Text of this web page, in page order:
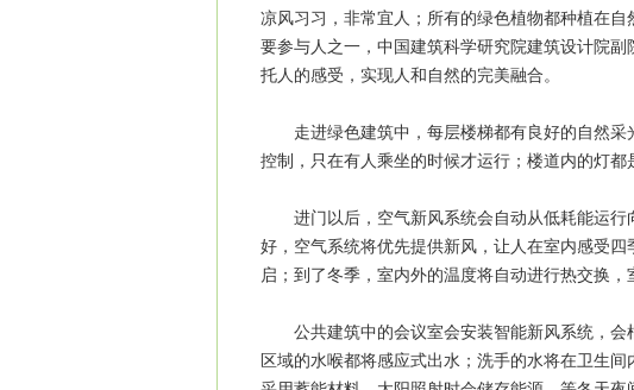
凉风习习，非常宜人；所有的绿色植物都种植在
要参与人之一，中国建筑科学研究院建筑设计院
托人的感受，实现人和自然的完美融合。
走进绿色建筑中，每层楼梯都有良好的自然采
控制，只在有人乘坐的时候才运行；楼道内的灯都
进门以后，空气新风系统会自动从低耗能运行
好，空气系统将优先提供新风，让人在室内感受
启；到了冬季，室内外的温度将自动进行热交换，
公共建筑中的会议室会安装智能新风系统，会
区域的水喉都将感应式出水；洗手的水将在卫生